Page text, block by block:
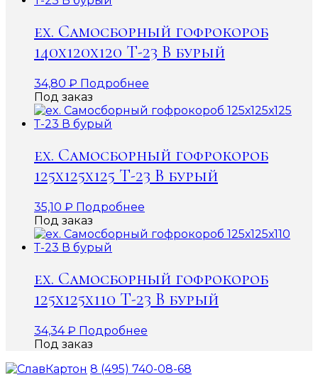
ex. Самосборный гофрокороб
140х120х120 Т-23 В бурый
34,80 ₽ Подробнее
Под заказ
ex. Самосборный гофрокороб
125х125х125 Т-23 В бурый
35,10 ₽ Подробнее
Под заказ
ex. Самосборный гофрокороб
125х125х110 Т-23 В бурый
34,34₽ Подробнее
Под заказ
8 (495) 740-08-68